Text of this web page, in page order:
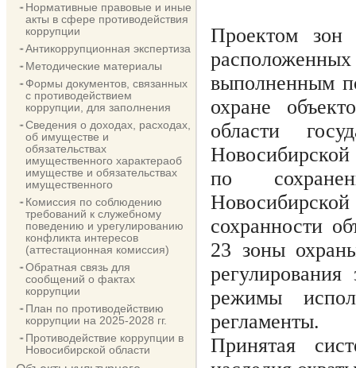
Нормативные правовые и иные
акты в сфере противодействия
коррупции
Антикоррупционная экспертиза
Методические материалы
Формы документов, связанных
с противодействием
коррупции, для заполнения
Сведения о доходах, расходах,
об имуществе и
обязательствах
имущественного характераоб
имуществе и обязательствах
имущественного
Комиссия по соблюдению
требований к служебному
поведению и урегулированию
конфликта интересов
(аттестационная комиссия)
Обратная связь для
сообщений о фактах
коррупции
План по противодействию
коррупции на 2025-2028 гг.
Противодействие коррупции в
Новосибирской области
Проектом зон
выполненным
охране
области
Новосибирской
по
сохранности
23 зоны
регулирования
режимы
регламенты.
Принятая